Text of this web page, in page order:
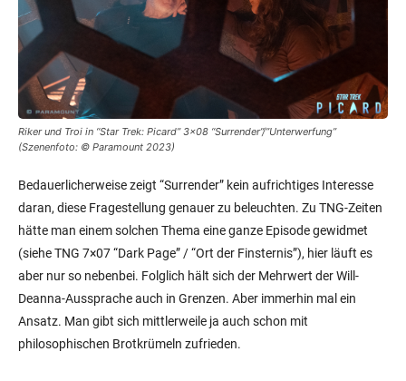
Riker und Troi in “Star Trek: Picard” 3×08 “Surrender”/”Unterwerfung”
(Szenenfoto: © Paramount 2023)
Bedauerlicherweise zeigt “Surrender” kein aufrichtiges Interesse
daran, diese Fragestellung genauer zu beleuchten. Zu TNG-Zeiten
hätte man einem solchen Thema eine ganze Episode gewidmet
(siehe TNG 7×07 “Dark Page” / “Ort der Finsternis”), hier läuft es
aber nur so nebenbei. Folglich hält sich der Mehrwert der Will-
Deanna-Aussprache auch in Grenzen. Aber immerhin mal ein
Ansatz. Man gibt sich mittlerweile ja auch schon mit
philosophischen Brotkrümeln zufrieden.